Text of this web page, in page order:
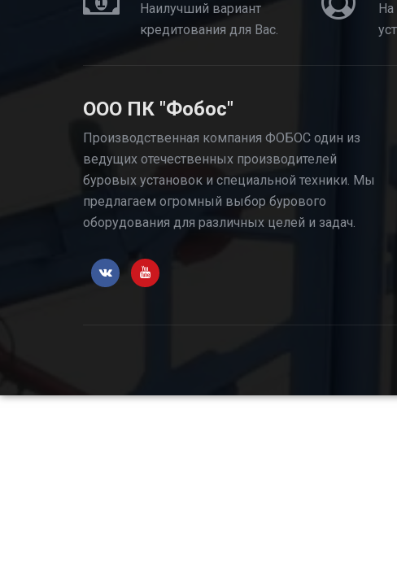
Наилучший вариант
кредитования для Вас.
ООО ПК "Фобос"
Производственная компания ФОБОС один из
ведущих отечественных производителей
буровых установок и специальной техники. Мы
предлагаем огромный выбор бурового
оборудования для различных целей и задач.